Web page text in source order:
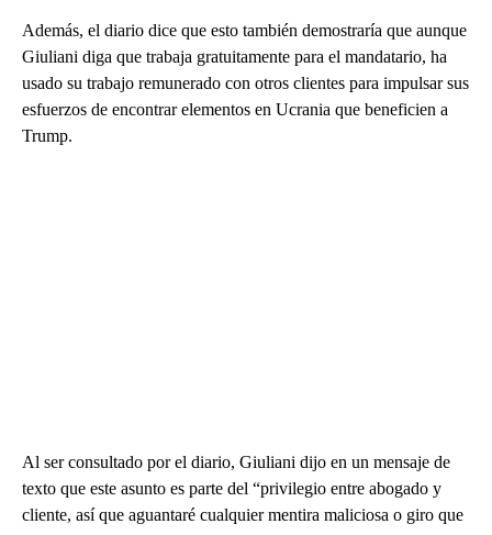
Además, el diario dice que esto también demostraría que aunque
Giuliani diga que trabaja gratuitamente para el mandatario, ha
usado su trabajo remunerado con otros clientes para impulsar sus
esfuerzos de encontrar elementos en Ucrania que beneficien a
Trump.
Al ser consultado por el diario, Giuliani dijo en un mensaje de
texto que este asunto es parte del “privilegio entre abogado y
cliente, así que aguantaré cualquier mentira maliciosa o giro que